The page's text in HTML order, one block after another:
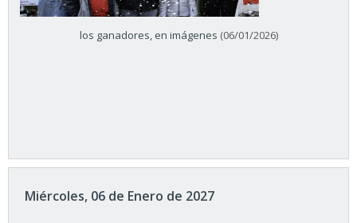
los ganadores, en imágenes (06/01/2026)
Miércoles, 06 de Enero de 2027